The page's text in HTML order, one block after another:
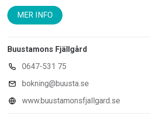
MER INFO
Buustamons Fjällgård
0647-531 75
bokning@buusta.se
www.buustamonsfjallgard.se